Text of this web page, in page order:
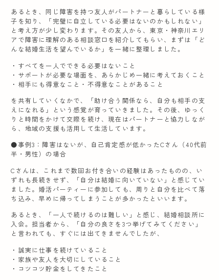
あるとき、同じ障害を持つ友人がパートナーと暮らしている様
子を知り、「完璧に自立している必要はないのかもしれない」
と考え方が少し変わります。その友人から、東京・神奈川エリ
アで障害に理解のある相談窓口を紹介してもらい、まずは「ど
んな結婚生活を望んでいるか」を一緒に整理しました。
・すべてを一人でできる必要はないこと
・サポートが必要な場面を、あらかじめ一緒に考えておくこと
・相手にも得意なこと・不得意なことがあること
を共有していくなかで、「助け合う関係なら、自分も相手の支
えになれる」という感覚が育っていきました。その後、ゆっく
りと時間をかけて交際を続け、現在はパートナーと協力しなが
ら、地域の支援も活用して生活しています。
●事例3：障害はないが、自己肯定感が低かったCさん（40代前
半・男性）の場合
Cさんは、これまで数回お付き合いの経験はあったものの、い
ずれも長続きせず、「自分は結婚に向いていない」と感じてい
ました。婚活パーティーに参加しても、周りと自分を比べて落
ち込み、早めに帰ってしまうことが多かったといいます。
あるとき、「一人で続けるのは難しい」と感じ、結婚相談所に
入会。担当者から、「自分の良さを3つ挙げてみてください」
と言われても、すぐには出てきませんでしたが、
・誠実に仕事を続けていること
・家族や友人を大切にしていること
・コツコツ貯金をしてきたこと